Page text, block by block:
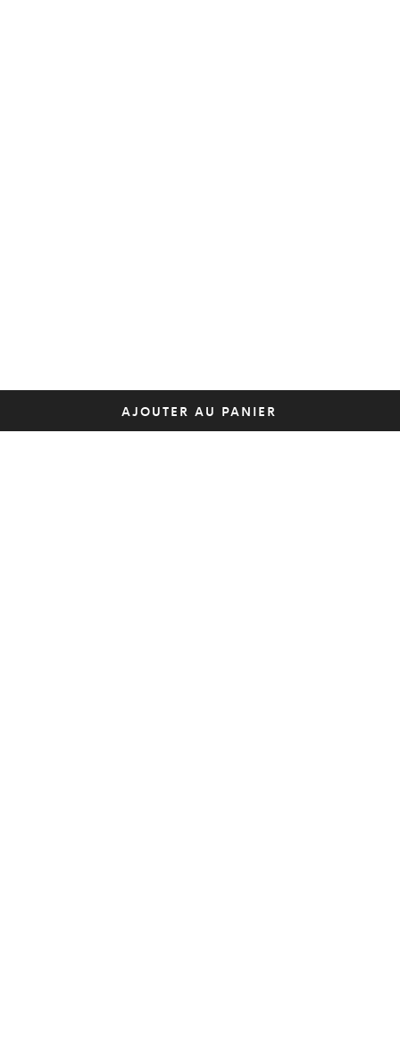
AJOUTER AU PANIER